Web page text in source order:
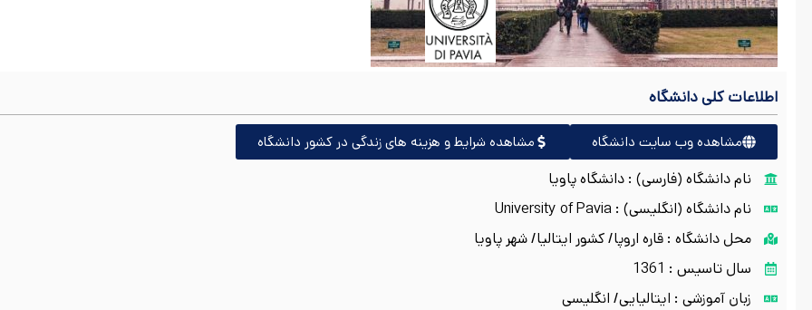
اطلاعات کلی دانشگاه
مشاهده وب سایت دانشگاه مشاهده شرایط و هزینه های زندگی در کشور دانشگاه
نام دانشگاه (فارسی) : دانشگاه پاویا
نام دانشگاه (انگلیسی) : University of Pavia
محل دانشگاه : قاره اروپا/ کشور ایتالیا/ شهر پاویا
سال تاسیس : 1361
زبان آموزشی : ایتالیایی/ انگلیسی